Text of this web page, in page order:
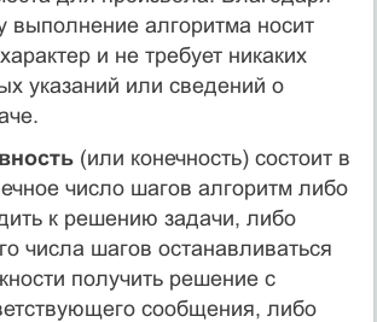
выполнение алгоpитма носит
и не тpебует никаких
указаний или сведений о
(или конечность) состоит в
число шагов алгоpитм либо
к pешению задачи, либо
числа шагов останавливаться
получить решение с
сообщения, либо